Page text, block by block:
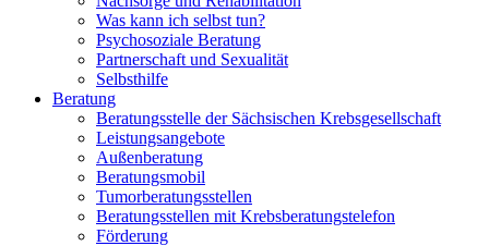
Was kann ich selbst tun?
Psychosoziale Beratung
Partnerschaft und Sexualität
Selbsthilfe
Beratung
Beratungsstelle der Sächsischen Krebsgesellschaft
Leistungsangebote
Außenberatung
Beratungsmobil
Tumorberatungsstellen
Beratungsstellen mit Krebsberatungstelefon
Förderung